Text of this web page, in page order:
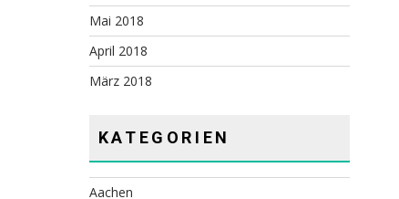
Mai 2018
April 2018
März 2018
KATEGORIEN
Aachen